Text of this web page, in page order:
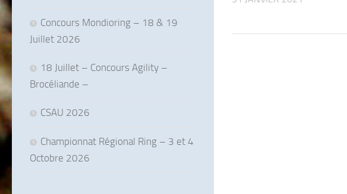
Concours Mondioring – 18 & 19
Juillet 2026
18 Juillet – Concours Agility –
Brocéliande –
CSAU 2026
Championnat Régional Ring – 3 et 4
Octobre 2026